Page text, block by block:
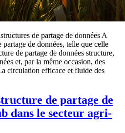
de partage de données A
de données, telle que celle
de partage de données structure,
et, par la même occasion, des
circulation efficace et fluide des
de partage de
dans le secteur agri-